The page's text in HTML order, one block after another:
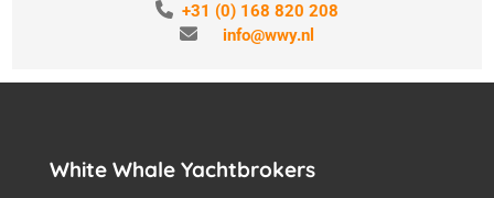
+31 (0) 168 820 208
info@wwy.nl
White Whale Yachtbrokers